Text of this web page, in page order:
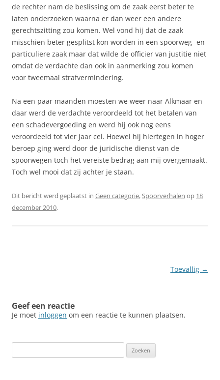
de rechter nam de beslissing om de zaak eerst beter te
laten onderzoeken waarna er dan weer een andere
gerechtszitting zou komen. Wel vond hij dat de zaak
misschien beter gesplitst kon worden in een spoorweg- en
particuliere zaak maar dat wilde de officier van justitie niet
omdat de verdachte dan ook in aanmerking zou komen
voor tweemaal strafvermindering.
Na een paar maanden moesten we weer naar Alkmaar en
daar werd de verdachte veroordeeld tot het betalen van
een schadevergoeding en werd hij ook nog eens
veroordeeld tot vier jaar cel. Hoewel hij hiertegen in hoger
beroep ging werd door de juridische dienst van de
spoorwegen toch het vereiste bedrag aan mij overgemaakt.
Toch wel mooi dat zij achter je staan.
Dit bericht werd geplaatst in Geen categorie,Spoorverhalen op 18
december 2010.
Toevallig →
Geef een reactie
Je moet inloggen om een reactie te kunnen plaatsen.
naar: